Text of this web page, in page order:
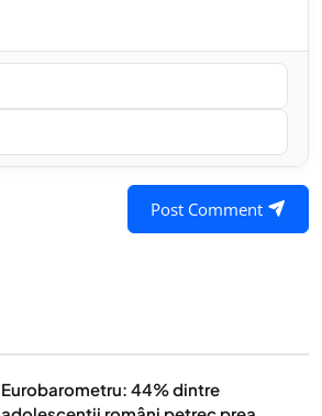
Post Comment
Eurobarometru: 44% dintre